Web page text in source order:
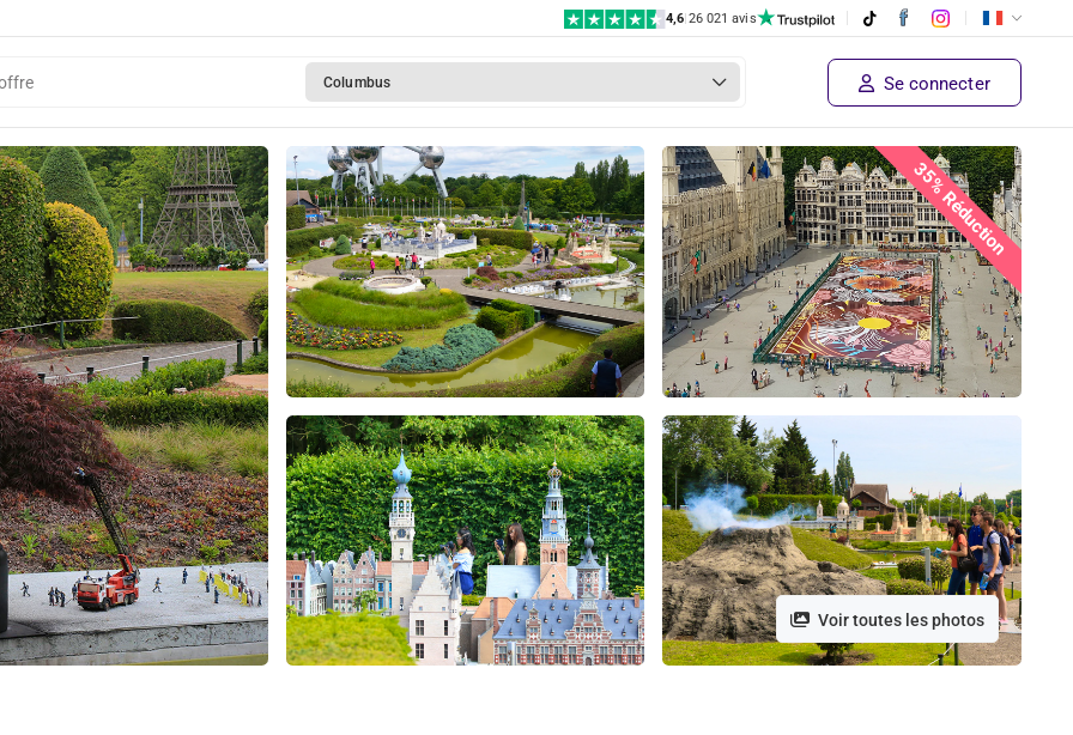
4,6|26 021 avis
Columbus Se connecter
35% Réduction
Voir toutes les photos